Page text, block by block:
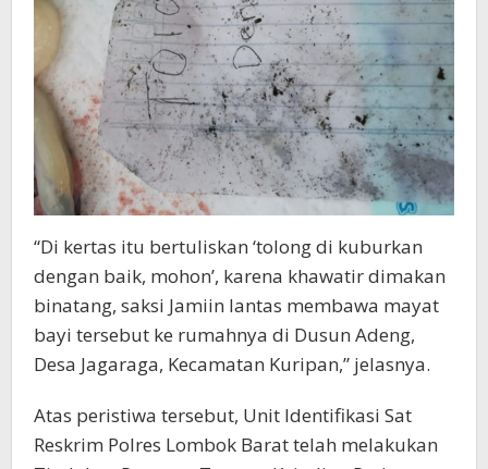
“Di kertas itu bertuliskan ‘tolong di kuburkan
dengan baik, mohon’, karena khawatir dimakan
binatang, saksi Jamiin lantas membawa mayat
bayi tersebut ke rumahnya di Dusun Adeng,
Desa Jagaraga, Kecamatan Kuripan,” jelasnya.
Atas peristiwa tersebut, Unit Identifikasi Sat
Reskrim Polres Lombok Barat telah melakukan